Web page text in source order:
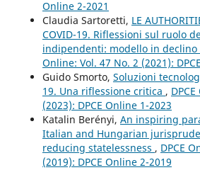
Online 2-2021
Claudia Sartoretti, LE
COVID-19. Riflessioni sul ruolo
indipendenti: modello in declino
Online: Vol. 47 No. 2 (2021):
Guido Smorto, Soluzioni
19. Una riflessione critica ,
(2023): DPCE Online 1-2023
Katalin Berényi, An inspiring
Italian and Hungarian
reducing statelessness , DPCE
(2019): DPCE Online 2-2019